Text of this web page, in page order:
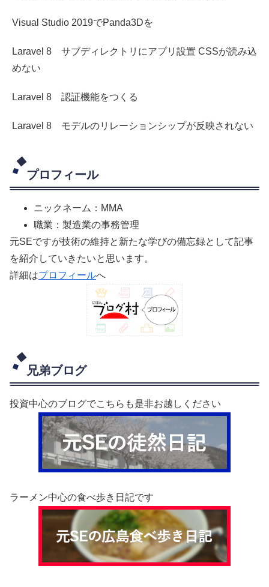
Visual Studio 2019でPanda3Dを
Laravel 8 サブディレクトリにアプリ設置 CSSが読み込
めない
Laravel 8 認証機能をつくる
Laravel 8 モデルのリレーションシップが反映されない
プロフィール
ニックネーム：MMA
職業：製造業の事務管理
元SEですが技術の維持と新たな学びの備忘録として記事
を紹介していきたいと思います。
詳細はプロフィールへ
兄弟ブログ
投資中心のブログでこちらも是非お越しください
ラーメン中心の食べ歩き日記です